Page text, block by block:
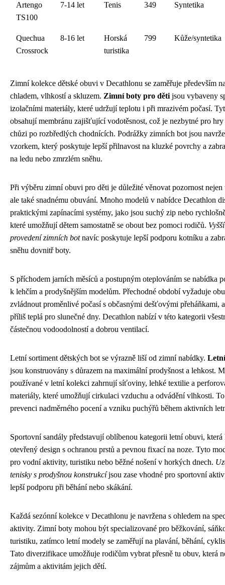
Artengo
TS100
7-14 let Tenis 349 Syntetika
Quechua
Crossrock
8-16 let
Horská
turistika
799 Kůže/syntetika
Zimní kolekce dětské obuvi v Decathlonu se zaměřuje především
chladem, vlhkostí a skluzem. Zimní boty pro děti jsou vybaveny
izolačními materiály, které udržují teplotu i při mrazivém počasí.
obsahují membránu zajišťující vodotěsnost, což je nezbytné pro hry
chůzi po rozbředlých chodnících. Podrážky zimních bot jsou
vzorkem, který poskytuje lepší přilnavost na kluzké povrchy a
na ledu nebo zmrzlém sněhu.
Při výběru zimní obuvi pro děti je důležité věnovat pozornost nejen
ale také snadnému obuvání. Mnoho modelů v nabídce Decathlon
praktickými zapínacími systémy, jako jsou suchý zip nebo
které umožňují dětem samostatně se obout bez pomoci rodičů.
provedení zimních botnavíc poskytuje lepší podporu kotníku a
sněhu dovnitř boty.
S příchodem jarních měsíců a postupným oteplováním se nabídka
k lehčím a prodyšnějším modelům. Přechodné období vyžaduje
zvládnout proměnlivé počasí s občasnými dešťovými přeháňkami,
příliš teplá pro slunečné dny. Decathlon nabízí v této kategorii
částečnou vodoodolností a dobrou ventilací.
Letní sortiment dětských bot se výrazně liší od zimní nabídky.
jsou konstruovány s důrazem na maximální prodyšnost a lehkost.
používané v letní kolekci zahrnují síťoviny, lehké textilie a
materiály, které umožňují cirkulaci vzduchu a odvádění vlhkosti.
prevenci nadměrného pocení a vzniku puchýřů během aktivních
Sportovní sandály představují oblíbenou kategorii letní obuvi,
otevřený design s ochranou prstů a pevnou fixací na noze. Tyto
pro vodní aktivity, turistiku nebo běžné nošení v horkých dnech.
tenisky s prodyšnou konstrukcíjsou zase vhodné pro sportovní
lepší podporu při běhání nebo skákání.
Každá sezónní kolekce v Decathlonu je navržena s ohledem na
aktivity. Zimní boty mohou být specializované pro běžkování,
turistiku, zatímco letní modely se zaměřují na plavání, běhání,
Tato diverzifikace umožňuje rodičům vybrat přesně tu obuv, která
zájmům a aktivitám jejich dětí.